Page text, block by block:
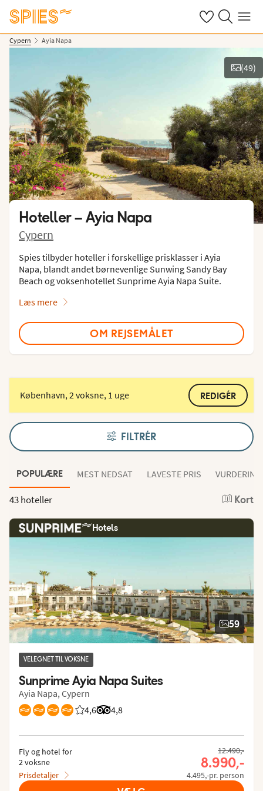
Se dine gemte
Søg påMenu
Cypern Ayia Napa
Vis film og billeder
(49)
Hoteller – Ayia Napa
Cypern
Spies tilbyder hoteller i forskellige prisklasser i Ayia
Napa, blandt andet børnevenlige Sunwing Sandy Bay
Beach og voksenhotellet Sunprime Ayia Napa Suite.
Læs mere
OM REJSEMÅLET
København, 2 voksne, 1 uge REDIGÉR
FILTRÉR
POPULÆRE MEST NEDSAT LAVESTE PRIS VURDERING
43 hoteller Kort
Hotels
59
VELEGNET TIL VOKSNE
Sunprime Ayia Napa Suites
Ayia Napa, Cypern
4,6
Bedømmelse fra Spies gæster: 4.59/5
4,8
Bedømmelse fra Tripadvisor: 4.8 of 5
Fly og hotel for
2 voksne
Prisdetaljer
12.490,-
8.990,-
4.495,-pr. person